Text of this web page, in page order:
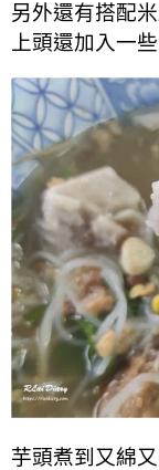
另外還有搭配
上頭還加入一
芋頭煮到又綿